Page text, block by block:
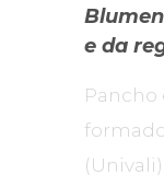
e da
Pancho